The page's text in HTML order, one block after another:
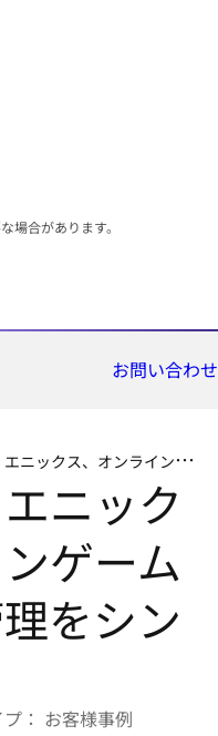
場合があります。
お問い合わせ
オンラインゲームのインフラ管理をシンプル化
ニック
ゲーム
をシン
： お客様事例